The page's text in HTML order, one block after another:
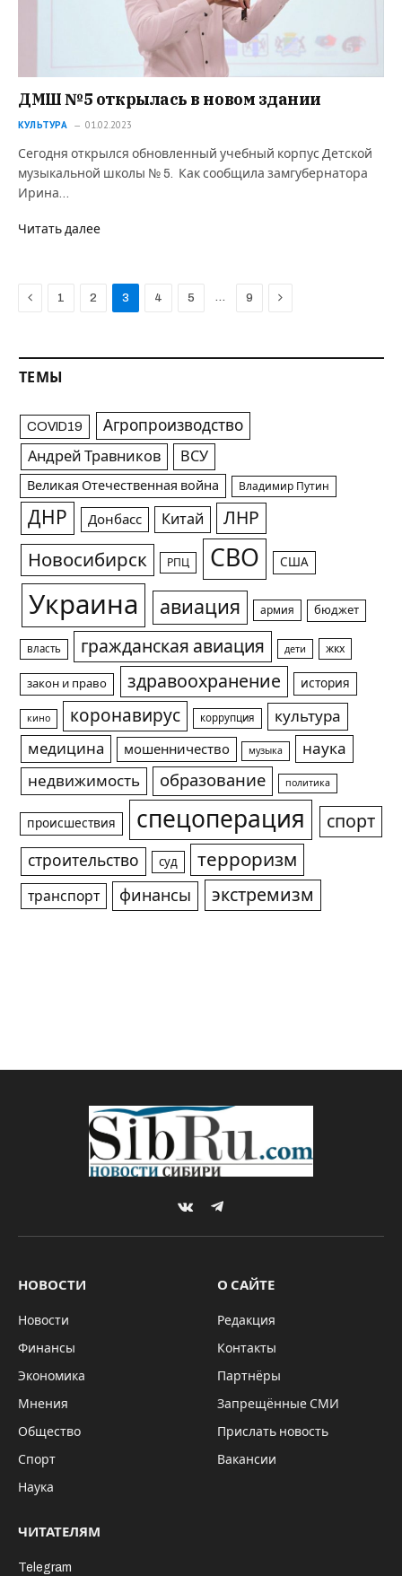
ДМШ №5 открылась в новом здании
КУЛЬТУРА 01.02.2023
Сегодня открылся обновленный учебный корпус Детской
музыкальной школы № 5. Как сообщила замгубернатора
Ирина…
Читать далее
Previous
1 2 3 4 5 … 9 Next
ТЕМЫ
COVID19 Агропроизводство
Андрей Травников ВСУ
Великая Отечественная война Владимир Путин
ДНР Донбасс Китай ЛНР
Новосибирск РПЦ СВО США
Украина авиация армия бюджет
власть гражданская авиация дети жкх
закон и право здравоохранение история
кино коронавирус коррупция
культура
медицина
мошенничество музыка
наука
недвижимость
образование политика
происшествия спецоперация спорт
строительство суд терроризм
транспорт финансы экстремизм
VKontakteTelegram
НОВОСТИ
Новости
Финансы
Экономика
Мнения
Общество
Спорт
Наука
О САЙТЕ
Редакция
Контакты
Партнёры
Запрещённые СМИ
Прислать новость
Вакансии
ЧИТАТЕЛЯМ
Telegram